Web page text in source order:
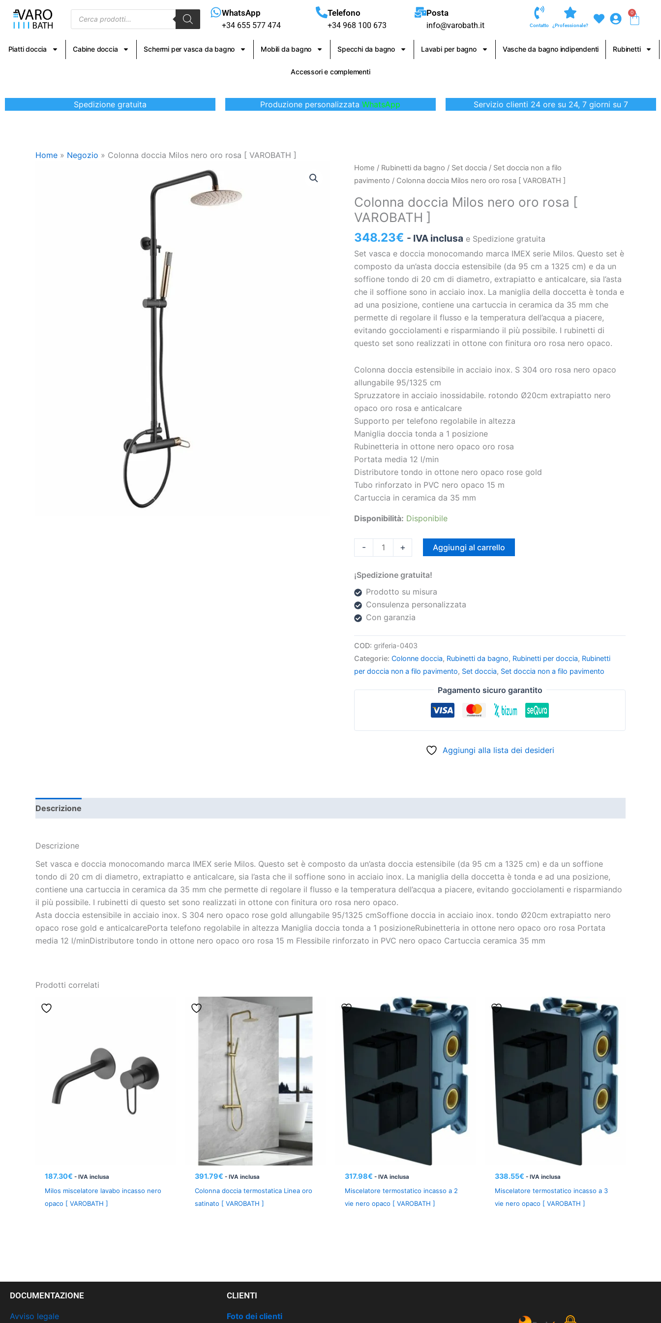
contenuto
Products
search
WhatsApp
+34 655 577 474
Telefono
+34 968 100 673
Posta
info@varobath.it Contatto ¿Professionale?
0
Piatti doccia Cabine doccia Schermi per vasca da bagno Mobili da bagno Specchi da bagno Lavabi per bagno Vasche da bagno indipendenti Rubinetti
Accessori e complementi
Spedizione gratuita Produzione personalizzataWhatsApp Servizio clienti 24 ore su 24, 7 giorni su 7
Home » Negozio » Colonna doccia Milos nero oro rosa [ VAROBATH ]
Home / Rubinetti da bagno / Set doccia / Set doccia non a filo
pavimento / Colonna doccia Milos nero oro rosa [ VAROBATH ]
Colonna doccia Milos nero oro rosa [
VAROBATH ]
348.23€ - IVA inclusa e Spedizione gratuita
Set vasca e doccia monocomando marca IMEX serie Milos. Questo set è
composto da un’asta doccia estensibile (da 95 cm a 1325 cm) e da un
soffione tondo di 20 cm di diametro, extrapiatto e anticalcare, sia l’asta
che il soffione sono in acciaio inox. La maniglia della doccetta è tonda e
ad una posizione, contiene una cartuccia in ceramica da 35 mm che
permette di regolare il flusso e la temperatura dell’acqua a piacere,
evitando gocciolamenti e risparmiando il più possibile. I rubinetti di
questo set sono realizzati in ottone con finitura oro rosa nero opaco.
Colonna doccia estensibile in acciaio inox. S 304 oro rosa nero opaco
allungabile 95/1325 cm
Spruzzatore in acciaio inossidabile. rotondo Ø20cm extrapiatto nero
opaco oro rosa e anticalcare
Supporto per telefono regolabile in altezza
Maniglia doccia tonda a 1 posizione
Rubinetteria in ottone nero opaco oro rosa
Portata media 12 l/min
Distributore tondo in ottone nero opaco rose gold
Tubo rinforzato in PVC nero opaco 15 m
Cartuccia in ceramica da 35 mm
Disponibilità: Disponibile
-
Colonna
doccia
nero
oro
rosa
[
VAROBATH
]
quantità
+ Aggiungi al carrello
¡Spedizione gratuita!
Prodotto su misura
Consulenza personalizzata
Con garanzia
COD: griferia-0403
Categorie: Colonne doccia, Rubinetti da bagno, Rubinetti per doccia, Rubinetti
per doccia non a filo pavimento, Set doccia, Set doccia non a filo pavimento
Pagamento sicuro garantito
Aggiungi alla lista dei desideri
Descrizione
Descrizione
Set vasca e doccia monocomando marca IMEX serie Milos. Questo set è composto da un’asta doccia estensibile (da 95 cm a 1325 cm) e da un soffione
tondo di 20 cm di diametro, extrapiatto e anticalcare, sia l’asta che il soffione sono in acciaio inox. La maniglia della doccetta è tonda e ad una posizione,
contiene una cartuccia in ceramica da 35 mm che permette di regolare il flusso e la temperatura dell’acqua a piacere, evitando gocciolamenti e risparmiando
il più possibile. I rubinetti di questo set sono realizzati in ottone con finitura oro rosa nero opaco.
Asta doccia estensibile in acciaio inox. S 304 nero opaco rose gold allungabile 95/1325 cmSoffione doccia in acciaio inox. tondo Ø20cm extrapiatto nero
opaco rose gold e anticalcarePorta telefono regolabile in altezza Maniglia doccia tonda a 1 posizioneRubinetteria in ottone nero opaco oro rosa Portata
media 12 l/minDistributore tondo in ottone nero opaco oro rosa 15 m Flessibile rinforzato in PVC nero opaco Cartuccia ceramica 35 mm
Prodotti correlati
187.30€ - IVA inclusa
Milos miscelatore lavabo incasso nero
opaco [ VAROBATH ]
391.79€ - IVA inclusa
Colonna doccia termostatica Linea oro
satinato [ VAROBATH ]
317.98€ - IVA inclusa
Miscelatore termostatico incasso a 2
vie nero opaco [ VAROBATH ]
338.55€ - IVA inclusa
Miscelatore termostatico incasso a 3
vie nero opaco [ VAROBATH ]
DOCUMENTAZIONE
Avviso legale
CLIENTI
Foto dei clienti